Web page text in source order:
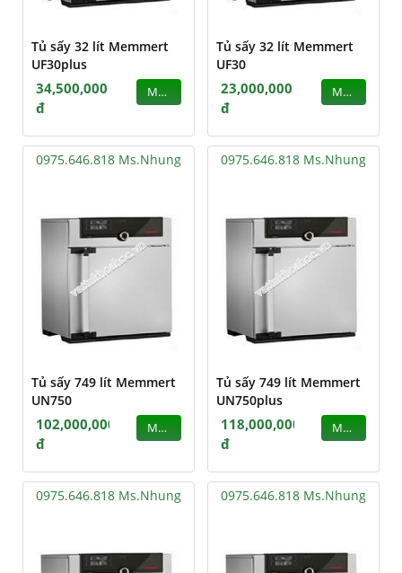
Tủ sấy 32 lít Memmert
UF30plus
34,500,000
đ
MUA
Tủ sấy 32 lít Memmert
UF30
23,000,000
đ
MUA
0975.646.818 Ms.Nhung
Tủ sấy 749 lít Memmert
UN750
102,000,000
đ
MUA
0975.646.818 Ms.Nhung
Tủ sấy 749 lít Memmert
UN750plus
118,000,000
đ
MUA
0975.646.818 Ms.Nhung 0975.646.818 Ms.Nhung